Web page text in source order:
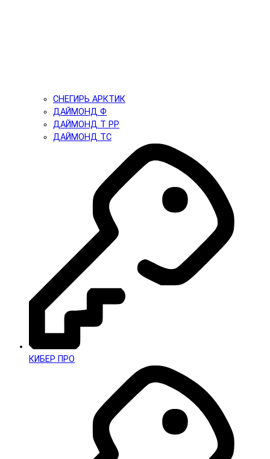
СНЕГИРЬ АРКТИК
ДАЙМОНД Ф
ДАЙМОНД Т PP
ДАЙМОНД ТС
КИБЕР ПРО